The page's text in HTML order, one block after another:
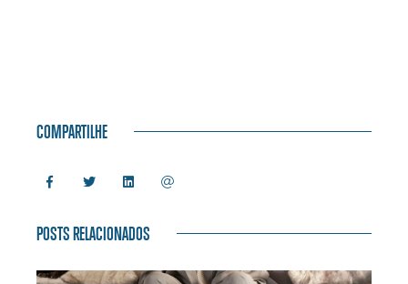
COMPARTILHE
POSTS RELACIONADOS